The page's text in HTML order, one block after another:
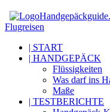
Flugreisen
| START
| HANDGEPÄCK
Flüssigkeiten
Was darf ins
Maße
| TESTBERICHTE